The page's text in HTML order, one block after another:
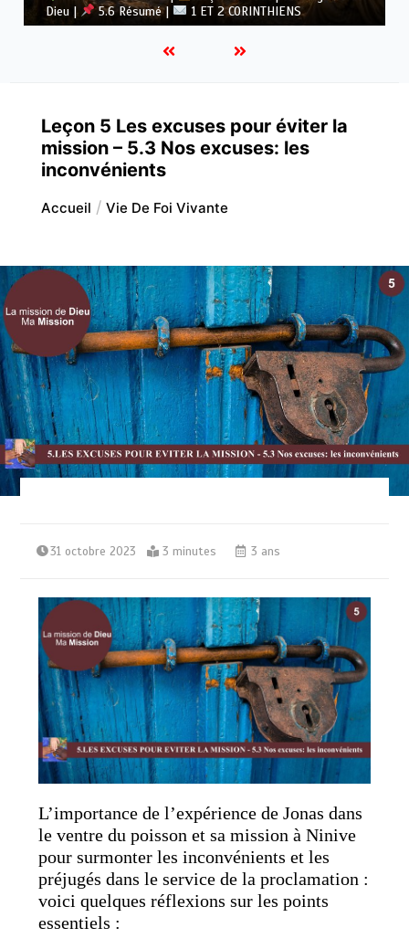
Dieu |
5.5 Vaincre l’idolâtrie | 1 ET 2 CORINTHIENS
Leçon 5 Les excuses pour éviter la
mission – 5.3 Nos excuses: les
inconvénients
Accueil Vie De Foi Vivante
31 octobre 2023 3 minutes 3 ans
L’importance de l’expérience de Jonas dans
le ventre du poisson et sa mission à Ninive
pour surmonter les inconvénients et les
préjugés dans le service de la proclamation :
voici quelques réflexions sur les points
essentiels :